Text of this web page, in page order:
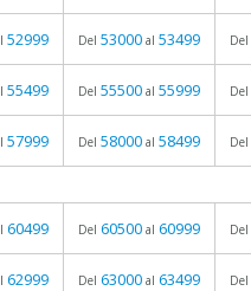
52999 Del 53000 al 53499 Del
55499 Del 55500 al 55999 Del
57999 Del 58000 al 58499 Del
60499 Del 60500 al 60999 Del
62999 Del 63000 al 63499 Del